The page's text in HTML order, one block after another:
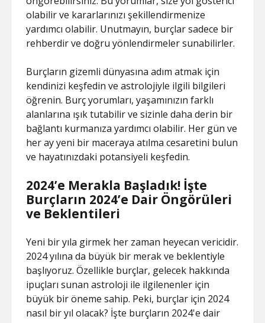
olabilir ve kararlarınızı şekillendirmenize
yardımcı olabilir. Unutmayın, burçlar sadece bir
rehberdir ve doğru yönlendirmeler sunabilirler.
Burçların gizemli dünyasına adım atmak için
kendinizi keşfedin ve astrolojiyle ilgili bilgileri
öğrenin. Burç yorumları, yaşamınızın farklı
alanlarına ışık tutabilir ve sizinle daha derin bir
bağlantı kurmanıza yardımcı olabilir. Her gün ve
her ay yeni bir maceraya atılma cesaretini bulun
ve hayatınızdaki potansiyeli keşfedin.
2024’e Merakla Başladık! İşte
Burçların 2024’e Dair Öngörüleri
ve Beklentileri
Yeni bir yıla girmek her zaman heyecan vericidir.
2024 yılına da büyük bir merak ve beklentiyle
başlıyoruz. Özellikle burçlar, gelecek hakkında
ipuçları sunan astroloji ile ilgilenenler için
büyük bir öneme sahip. Peki, burçlar için 2024
nasıl bir yıl olacak? İşte burçların 2024'e dair